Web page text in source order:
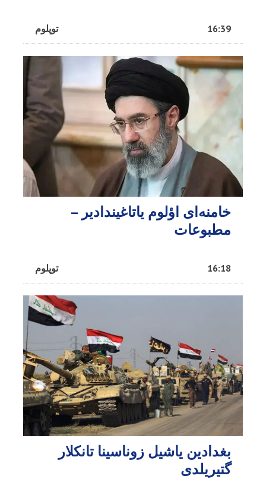
توپلوم 16:39
خامنه‌ای اؤلوم یاتاغیندادیر –
مطبوعات
توپلوم 16:18
بغدادین یاشیل زوناسینا تانکلار
گتیریلدی